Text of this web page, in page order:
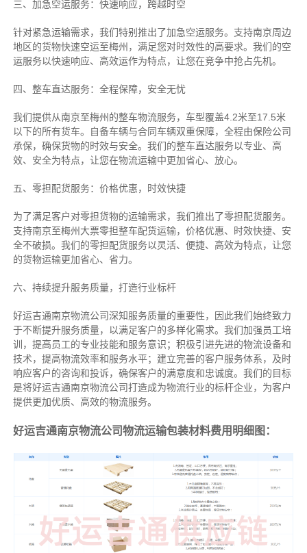
三、加急空运服务：快速响应，跨越时空
针对紧急运输需求，我们特别推出了加急空运服务。支持南京周边
地区的货物快速空运至梅州，满足您对时效性的高要求。我们的空
运服务以快速响应、高效运作为特点，让您在竞争中抢占先机。
四、整车直达服务：全程保障，安全无忧
我们提供从南京至梅州的整车物流服务，车型覆盖4.2米至17.5米
以下的所有货车。自备车辆与合同车辆双重保障，全程由保险公司
承保，确保货物的时效与安全。我们的整车直达服务以专业、高
效、安全为特点，让您在物流运输中更加省心、放心。
五、零担配货服务：价格优惠，时效快捷
为了满足客户对零担货物的运输需求，我们推出了零担配货服务。
支持南京至梅州大票零担整车配货运输，价格优惠、时效快捷、安
全不破损。我们的零担配货服务以灵活、便捷、高效为特点，让您
的货物运输更加省心、省力。
六、持续提升服务质量，打造行业标杆
好运吉通南京物流公司深知服务质量的重要性，因此我们始终致力
于不断提升服务质量，以满足客户的多样化需求。我们加强员工培
训，提高员工的专业技能和服务意识；积极引进先进的物流设备和
技术，提高物流效率和服务水平；建立完善的客户服务体系，及时
响应客户的咨询和投诉，确保客户的满意度和忠诚度。我们的目标
是将好运吉通南京物流公司打造成为物流行业的标杆企业，为客户
提供更加优质、高效的物流服务。
好运吉通南京物流公司物流运输包装材料费用明细图：